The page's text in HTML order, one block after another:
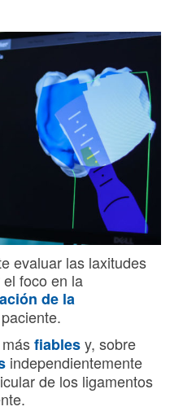
evaluar las laxitudes
foco en la
de la
fiablesy, sobre
independientemente
de los ligamentos